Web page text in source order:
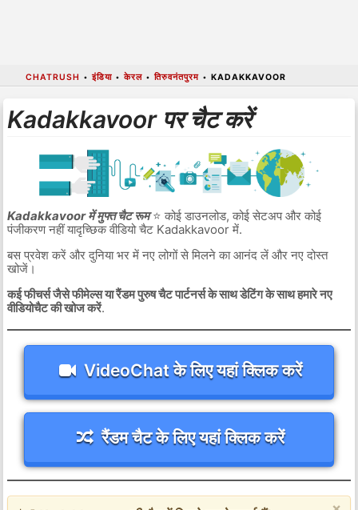
CHATRUSH •इंडिया•केरल•तिरुवनंतपुरम• KADAKKAVOOR
Kadakkavoor पर चैट करें
Kadakkavoor में मुफ्त चैट रूम⭐ कोई डाउनलोड, कोई सेटअप और कोई
पंजीकरण नहीं यादृच्छिक वीडियो चैट Kadakkavoor में.
बस प्रवेश करें और दुनिया भर में नए लोगों से मिलने का आनंद लें और नए दोस्त
खोजें।
कई फीचर्स जैसे फीमेल्स या रैंडम पुरुष चैट पार्टनर्स के साथ डेटिंग के साथ हमारे नए
वीडियोचैट की खोज करें.
VideoChat के लिए यहां क्लिक करें
रैंडम चैट के लिए यहां क्लिक करें